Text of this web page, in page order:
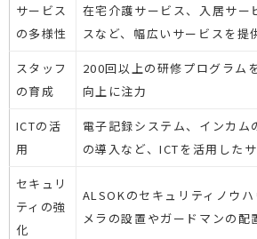
サービス
の多様性
在宅介護サービス、入居サー
スなど、幅広いサービスを提
スタッフ
の育成
200回以上の研修プログラム
向上に注力
ICTの活
用
電子記録システム、インカム
の導入など、ICTを活用した
セキュリ
ティの強
化
ALSOKのセキュリティノウ
メラの設置やガードマンの配